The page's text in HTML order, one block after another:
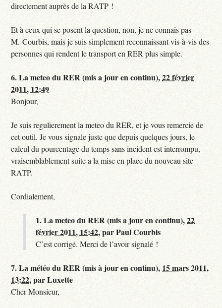
directement auprès de la RATP !
Et à ceux qui se posent la question, non, je ne connais pas
M. Courbis, mais je suis simplement reconnaissant vis-à-vis des
personnes qui rendent le transport en RER plus simple.
6.La meteo du RER (mis a jour en continu),22 février
2011, 12:49
Bonjour,
Je suis regulierement la meteo du RER, et je vous remercie de
cet outil. Je vous signale juste que depuis quelques jours, le
calcul du pourcentage du temps sans incident est interrompu,
vraisemblablement suite a la mise en place du nouveau site
RATP.
Cordialement,
1.La meteo du RER (mis a jour en continu),22
février 2011, 15:42,parPaul Courbis
C’est corrigé. Merci de l’avoir signalé !
7.La météo du RER (mis à jour en continu), 15 mars 2011,
13:22,parLuxette
Cher Monsieur,